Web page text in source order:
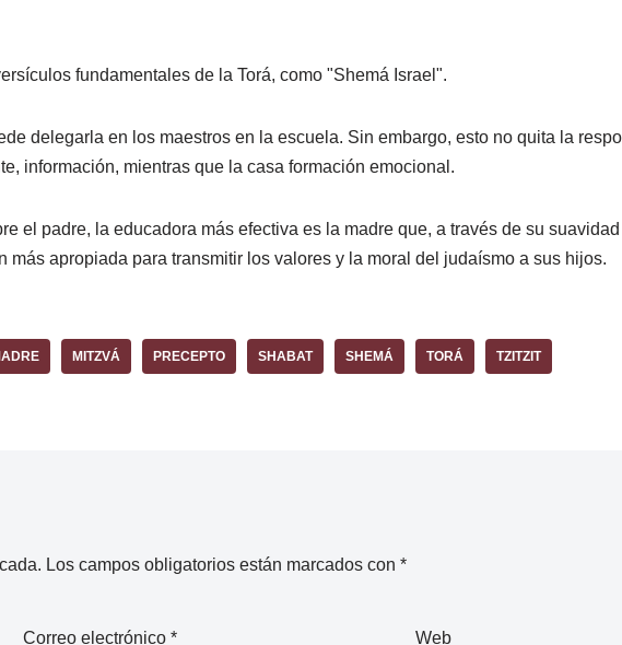
fundamentales de la Torá, como "Shemá Israel".
delegarla en los maestros en la escuela. Sin embargo, esto no quita la
información, mientras que la casa formación emocional.
el padre, la educadora más efectiva es la madre que, a través de su
apropiada para transmitir los valores y la moral del judaísmo a sus hijos.
MITZVÁ PRECEPTO SHABAT SHEMÁ TORÁ TZITZIT
Los campos obligatorios están marcados con *
Correo electrónico* Web